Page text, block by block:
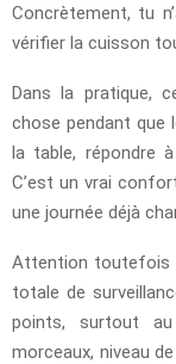
Concrètement, tu
vérifier la cuisson
Dans la pratique,
chose pendant que
la table, répondre
C’est un vrai
une journée déjà
Attention toutefois
totale de
points, surtout
morceaux, niveau